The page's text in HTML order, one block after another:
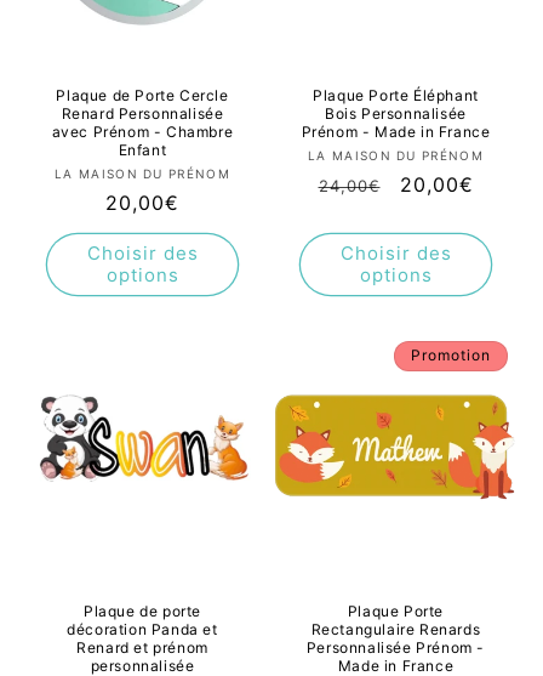
Plaque de Porte Cercle
Renard Personnalisée
avec Prénom - Chambre
Enfant
Fournisseur :
LA MAISON DU PRÉNOM
Prix
habituel
20,00€
Choisir des
options
Plaque Porte Éléphant
Bois Personnalisée
Prénom - Made in France
Fournisseur :
LA MAISON DU PRÉNOM
Prix
24,00€
Prix
20,00€
Choisir des
options
Plaque de porte
décoration Panda et
Renard et prénom
personnalisée
Promotion
Plaque Porte
Rectangulaire Renards
Personnalisée Prénom -
Made in France